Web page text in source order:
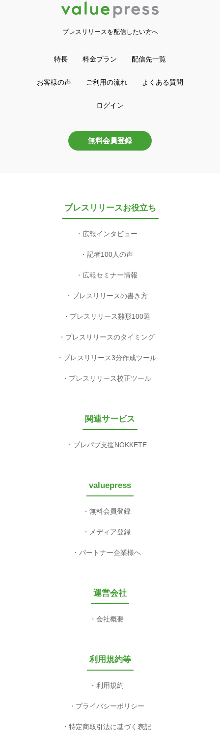
プレスリリースを配信したい方へ
特長 料金プラン 配信先一覧
お客様の声 ご利用の流れ よくある質問
ログイン
無料会員登録
プレスリリースお役立ち
広報インタビュー
記者100人の声
広報セミナー情報
プレスリリースの書き方
プレスリリース雛形100選
プレスリリースのタイミング
プレスリリース3分作成ツール
プレスリリース校正ツール
関連サービス
プレパブ支援NOKKETE
valuepress
無料会員登録
メディア登録
パートナー企業様へ
運営会社
会社概要
利用規約等
利用規約
プライバシーポリシー
特定商取引法に基づく表記